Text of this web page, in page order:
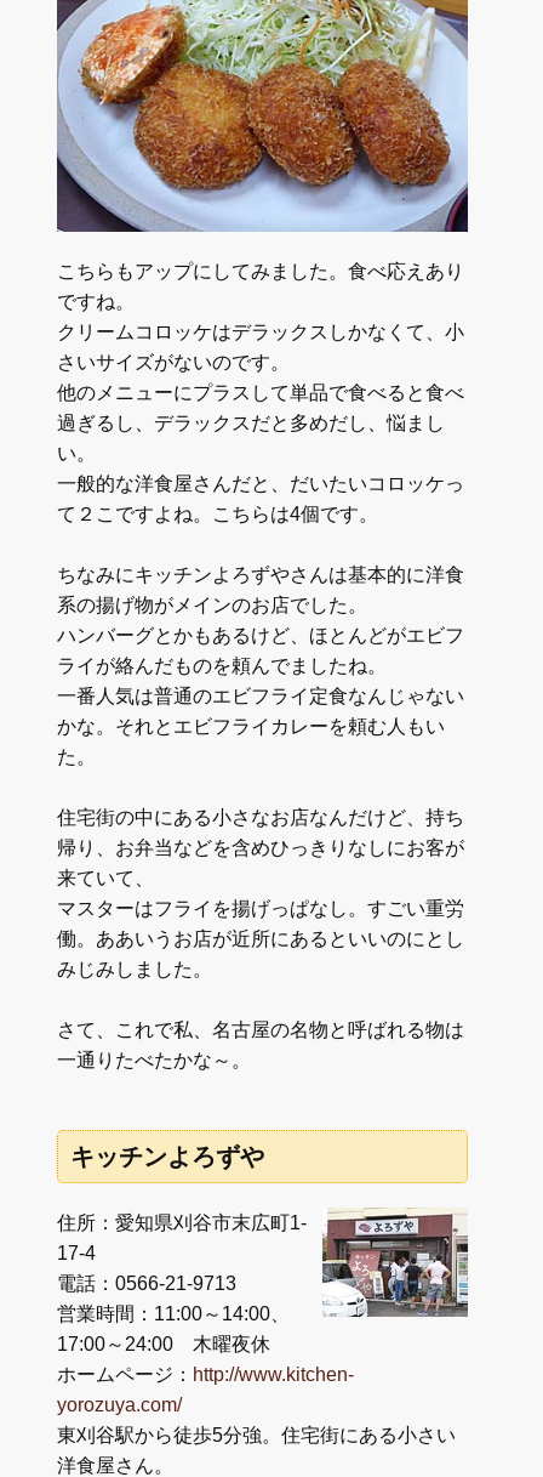
こちらもアップにしてみました。食べ応えあり
ですね。
クリームコロッケはデラックスしかなくて、小
さいサイズがないのです。
他のメニューにプラスして単品で食べると食べ
過ぎるし、デラックスだと多めだし、悩まし
い。
一般的な洋食屋さんだと、だいたいコロッケっ
て２こですよね。こちらは4個です。
ちなみにキッチンよろずやさんは基本的に洋食
系の揚げ物がメインのお店でした。
ハンバーグとかもあるけど、ほとんどがエビフ
ライが絡んだものを頼んでましたね。
一番人気は普通のエビフライ定食なんじゃない
かな。それとエビフライカレーを頼む人もい
た。
住宅街の中にある小さなお店なんだけど、持ち
帰り、お弁当などを含めひっきりなしにお客が
来ていて、
マスターはフライを揚げっぱなし。すごい重労
働。ああいうお店が近所にあるといいのにとし
みじみしました。
さて、これで私、名古屋の名物と呼ばれる物は
一通りたべたかな～。
キッチンよろずや
住所：愛知県刈谷市末広町1-
17-4
電話：0566-21-9713
営業時間：11:00～14:00、
17:00～24:00 木曜夜休
ホームページ： http://www.kitchen-
yorozuya.com/
東刈谷駅から徒歩5分強。住宅街にある小さい
洋食屋さん。